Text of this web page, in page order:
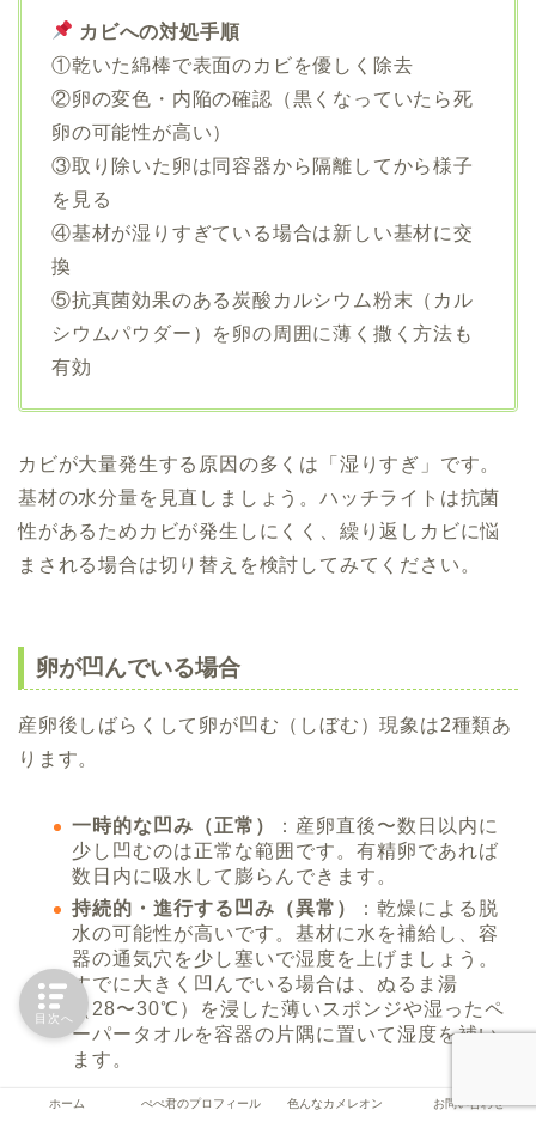
カビへの対処手順
①乾いた綿棒で表面のカビを優しく除去
②卵の変色・内陥の確認（黒くなっていたら死
卵の可能性が高い）
③取り除いた卵は同容器から隔離してから様子
を見る
④基材が湿りすぎている場合は新しい基材に交
換
⑤抗真菌効果のある炭酸カルシウム粉末（カル
シウムパウダー）を卵の周囲に薄く撒く方法も
有効
カビが大量発生する原因の多くは「湿りすぎ」です。
基材の水分量を見直しましょう。ハッチライトは抗菌
性があるためカビが発生しにくく、繰り返しカビに悩
まされる場合は切り替えを検討してみてください。
卵が凹んでいる場合
産卵後しばらくして卵が凹む（しぼむ）現象は2種類あ
ります。
一時的な凹み（正常）
：産卵直後〜数日以内に
少し凹むのは正常な範囲です。有精卵であれば
数日内に吸水して膨らんできます。
持続的・進行する凹み（異常）
：乾燥による脱
水の可能性が高いです。基材に水を補給し、容
器の通気穴を少し塞いで湿度を上げましょう。
すでに大きく凹んでいる場合は、ぬるま湯
（28〜30℃）を浸した薄いスポンジや湿ったペ
ーパータオルを容器の片隅に置いて湿度を補い
ます。
ホーム ぺぺ君のプロフィール 色んなカメレオン お問い合わせ
目次へ